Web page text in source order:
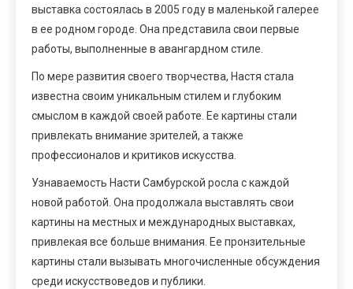
выставка состоялась в 2005 году в маленькой галерее
в ее родном городе. Она представила свои первые
работы, выполненные в авангардном стиле.
По мере развития своего творчества, Настя стала
известна своим уникальным стилем и глубоким
смыслом в каждой своей работе. Ее картины стали
привлекать внимание зрителей, а также
профессионалов и критиков искусства.
Узнаваемость Насти Самбурской росла с каждой
новой работой. Она продолжала выставлять свои
картины на местных и международных выставках,
привлекая все больше внимания. Ее пронзительные
картины стали вызывать многочисленные обсуждения
среди искусствоведов и публики.